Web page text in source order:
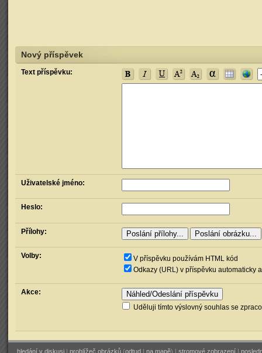
Nový příspěvek
Text příspěvku:
Uživatelské jméno:
Heslo:
Přílohy:
Volby:
V příspěvku používám HTML kód
Odkazy (URL) v příspěvku automaticky
Akce:
Uděluji tímto výslovný souhlas se
hledání v diskusi | prohlížeč obrázků (odtud | na mapě) | stromové zobrazení |